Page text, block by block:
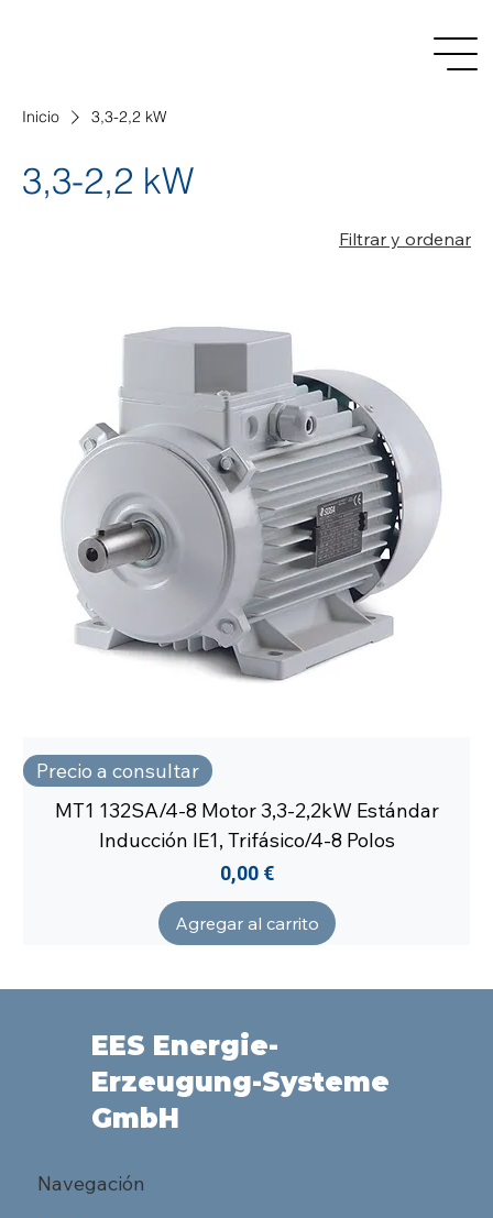
Inicio 3,3-2,2 kW
3,3-2,2 kW
Filtrar y ordenar
Precio a consultar
MT1 132SA/4-8 Motor 3,3-2,2kW Estándar
Inducción IE1, Trifásico/4-8 Polos
Precio
0,00 €
Agregar al carrito
EES Energie-
Erzeugung-Systeme
GmbH
Navegación